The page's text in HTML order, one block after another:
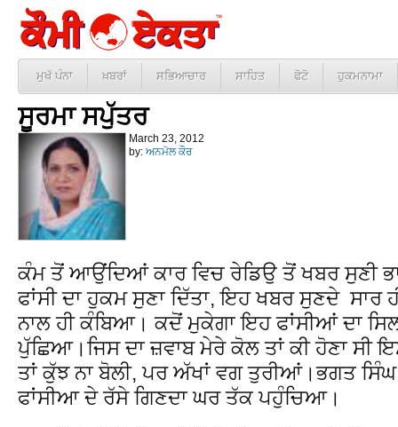
ਮੁਖੱ ਪੰਨਾ ਖ਼ਬਰਾਂ ਸਭਿਆਚਾਰ ਸਾਹਿਤ ਫੋਟੋ ਹੁਕਮਨਾਮਾ
ਸੂਰਮਾ ਸਪੁੱਤਰ
March 23, 2012
by: ਅਨਮੋਲ ਕੌਰ
ਕੰਮ ਤੋਂ ਆਉਂਦਿਆਂ ਕਾਰ ਵਿਚ ਰੇਡਿਉ ਤੋਂ ਖਬਰ ਸੁਣੀ
ਫਾਂਸੀ ਦਾ ਹੁਕਮ ਸੁਣਾ ਦਿੱਤਾ, ਇਹ ਖਬਰ ਸੁਣਦੇ ਸਾਰ
ਨਾਲ ਹੀ ਕੰਬਿਆ। ਕਦੋਂ ਮੁਕੇਗਾ ਇਹ ਫਾਂਸੀਆਂ ਦਾ
ਪੁੱਛਿਆ।ਜਿਸ ਦਾ ਜ਼ਵਾਬ ਮੇਰੇ ਕੋਲ ਤਾਂ ਕੀ ਹੋਣਾ ਸੀ
ਤਾਂ ਕੁੱਝ ਨਾ ਬੋਲੀ, ਪਰ ਅੱਖਾਂ ਵਗ ਤੁਰੀਆਂ।ਭਗਤ
ਫਾਂਸੀਆ ਦੇ ਰੱਸੇ ਗਿਣਦਾ ਘਰ ਤੱਕ ਪਹੁੰਚਿਆ।